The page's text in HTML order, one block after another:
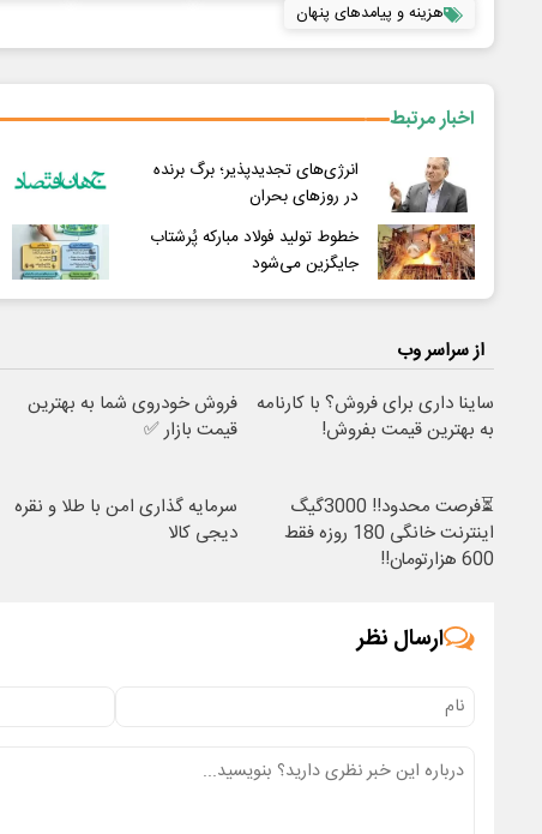
هزینه و پیامدهای پنهان
اخبار مرتبط
انرژی‌های تجدیدپذیر؛ برگ برنده
در روزهای بحران
خطوط تولید فولاد مبارکه پُرشتاب
جایگزین می‌شود
از سراسر وب
ساینا داری برای فروش؟ با کارنامه
به بهترین قیمت بفروش!
فروش خودروی شما به بهترین
قیمت بازار ✅
⏳فرصت محدود!! 3000گیگ
اینترنت خانگی 180 روزه فقط
600 هزارتومان!!
سرمایه گذاری امن با طلا و نقره
دیجی کالا
ارسال نظر